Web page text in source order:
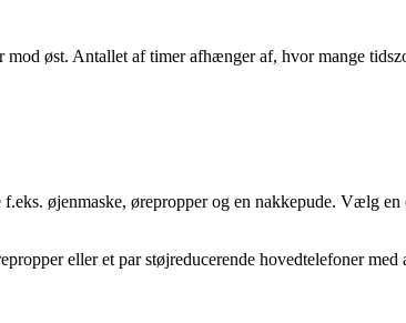
øst. Antallet af timer afhænger af, hvor mange
øjenmaske, ørepropper og en nakkepude. Vælg
eller et par støjreducerende hovedtelefoner med